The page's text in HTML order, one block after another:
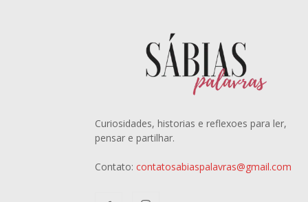
Curiosidades, historias e reflexoes para ler,
pensar e partilhar.
Contato: contatosabiaspalavras@gmail.com